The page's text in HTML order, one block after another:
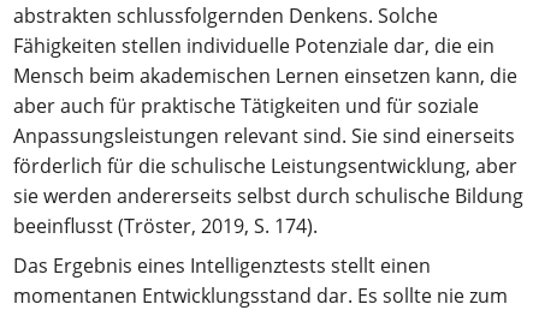
abstrakten schlussfolgernden Denkens. Solche
Fähigkeiten stellen individuelle Potenziale dar, die ein
Mensch beim akademischen Lernen einsetzen kann, die
aber auch für praktische Tätigkeiten und für soziale
Anpassungsleistungen relevant sind. Sie sind einerseits
förderlich für die schulische Leistungsentwicklung, aber
sie werden andererseits selbst durch schulische Bildung
beeinflusst (Tröster, 2019, S. 174).
Das Ergebnis eines Intelligenztests stellt einen
momentanen Entwicklungsstand dar. Es sollte nie zum